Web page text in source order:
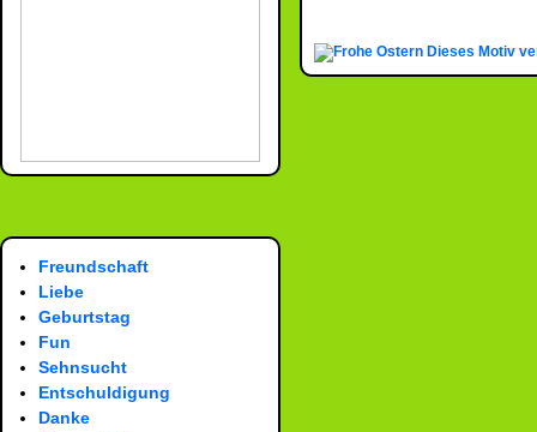
Freundschaft
Liebe
Geburtstag
Fun
Sehnsucht
Entschuldigung
Danke
Dieses Motiv